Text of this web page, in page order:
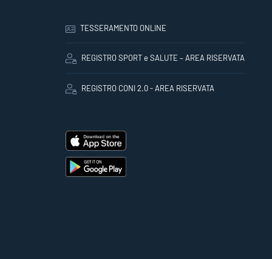
TESSERAMENTO ONLINE
REGISTRO SPORT e SALUTE – AREA RISERVATA
REGISTRO CONI 2.0 - AREA RISERVATA